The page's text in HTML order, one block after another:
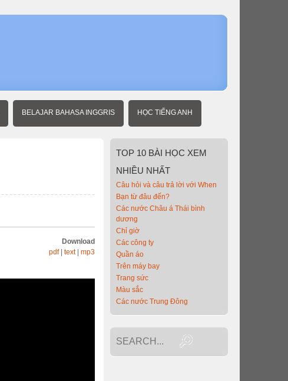
BELAJAR BAHASA INGGRIS HỌC TIẾNG ANH
Download
pdf| text| mp3
TOP 10 BÀI HỌC XEM
NHIỀU NHẤT
Câu hỏi và câu trả lời với When
Bạn từ đâu đến?
Các nước Châu á Thái bình
dương
Chỉ giờ
Các công ty
Quần áo
Trên máy bay
Trang sức
Màu sắc
Các nước Trung Đông